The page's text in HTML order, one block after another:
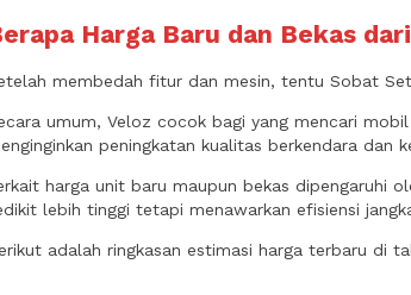
Harga Baru dan Bekas
membedah fitur dan mesin, tentu Sobat
umum, Veloz cocok bagi yang mencari
peningkatan kualitas berkendara dan
harga unit baru maupun bekas dipengaruhi
lebih tinggi tetapi menawarkan efisiensi
adalah ringkasan estimasi harga terbaru di